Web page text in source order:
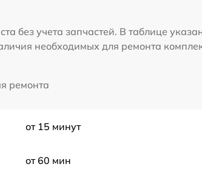
без учета запчастей. В таблице
необходимых для ремонта
ремонта
от 15 минут
от 60 мин